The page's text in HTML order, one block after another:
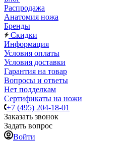
Распродажа
Анатомия ножа
Бренды
Скидки
Информация
Условия оплаты
Условия доставки
Гарантия на товар
Вопросы и ответы
Нет подделкам
Сертификаты на ножи
+7 (495) 204-18-01
Заказать звонок
Задать вопрос
Войти